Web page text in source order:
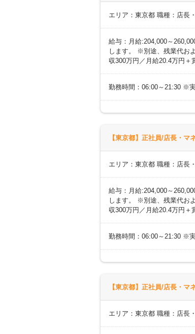
エリア：東京都 職種：店長
給与：月給:204,000～
します。 ※別途、残業代お
収300万円／月給20.4万円＋
勤務時間：06:00～21:30 ※
【東京都】正社員/店長・マ
エリア：東京都 職種：店長
給与：月給:204,000～
します。 ※別途、残業代お
収300万円／月給20.4万円＋
勤務時間：06:00～21:30 ※
【東京都】正社員/店長・マ
エリア：東京都 職種：店長